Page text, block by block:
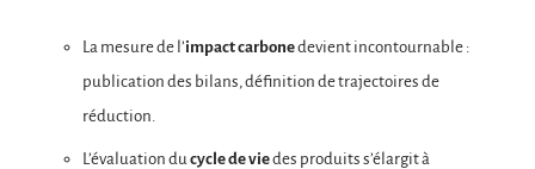
La mesure de l’impact carbonedevient incontournable :
publication des bilans, définition de trajectoires de
réduction.
L’évaluation ducycle de viedes produits s’élargit à